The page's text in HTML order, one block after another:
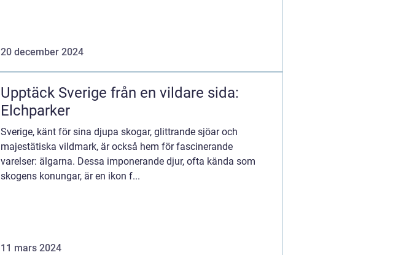
20 december 2024
Upptäck Sverige från en vildare sida:
Elchparker
Sverige, känt för sina djupa skogar, glittrande sjöar och
majestätiska vildmark, är också hem för fascinerande
varelser: älgarna. Dessa imponerande djur, ofta kända som
skogens konungar, är en ikon f...
11 mars 2024